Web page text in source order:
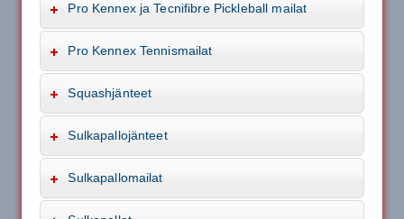
Pro Kennex ja Tecnifibre Pickleball mailat
Pro Kennex Tennismailat
Squashjänteet
Sulkapallojänteet
Sulkapallomailat